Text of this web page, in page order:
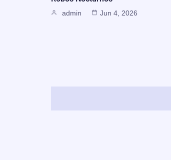
admin Jun 4, 2026